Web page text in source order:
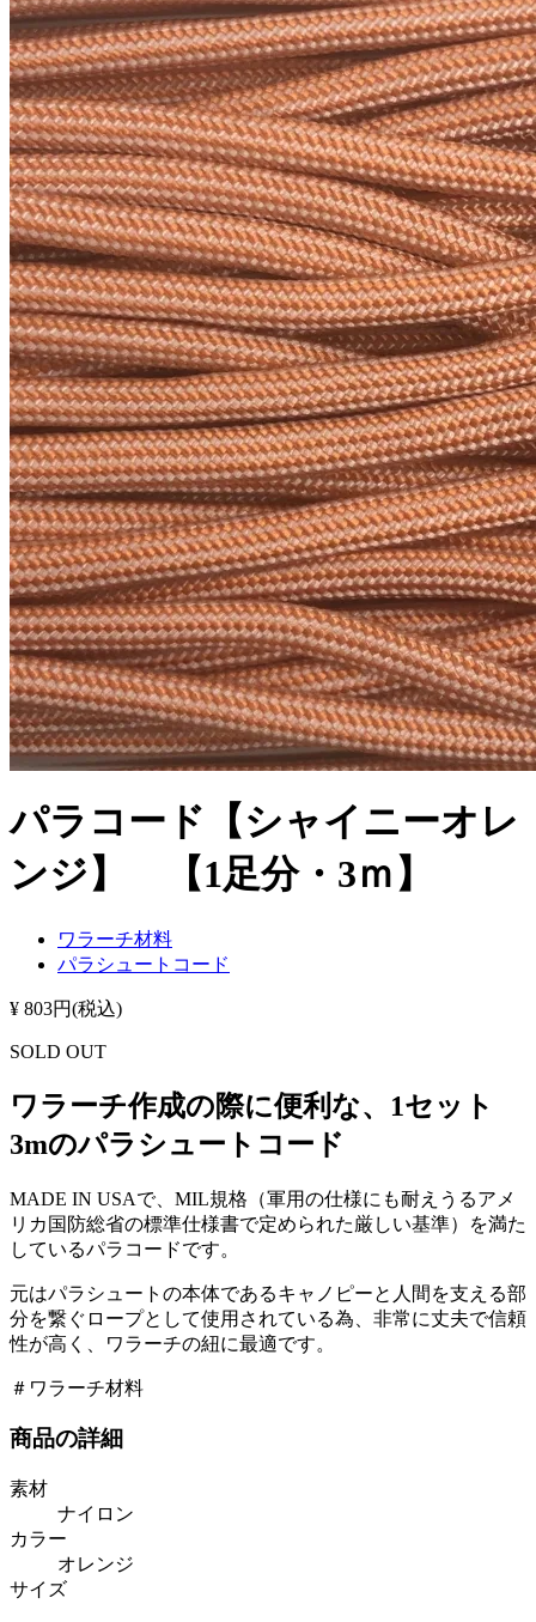
パラコード【シャイニーオレ
ンジ】 【1足分・3ｍ】
ワラーチ材料
パラシュートコード
¥ 803円(税込)
SOLD OUT
ワラーチ作成の際に便利な、1セット
3mのパラシュートコード
MADE IN USAで、MIL規格（軍用の仕様にも耐えうるアメ
リカ国防総省の標準仕様書で定められた厳しい基準）を満た
しているパラコードです。
元はパラシュートの本体であるキャノピーと人間を支える部
分を繋ぐロープとして使用されている為、非常に丈夫で信頼
性が高く、ワラーチの紐に最適です。
＃ワラーチ材料
商品の詳細
素材
ナイロン
カラー
オレンジ
サイズ